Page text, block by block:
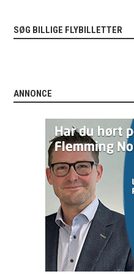
SØG BILLIGE FLYBILLETTER
ANNONCE